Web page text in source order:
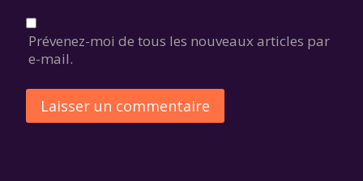
Prévenez-moi de tous les nouveaux articles par
e-mail.